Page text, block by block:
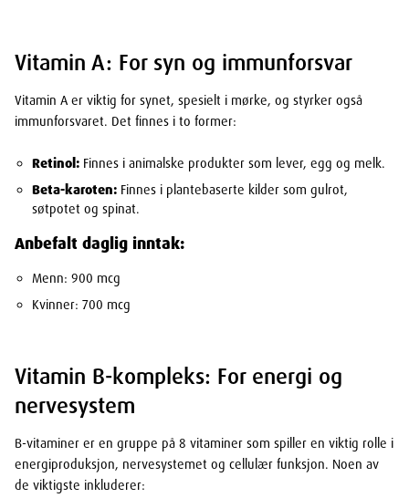
Vitamin A: For syn og immunforsvar
Vitamin A er viktig for synet, spesielt i mørke, og styrker også
immunforsvaret. Det finnes i to former:
Retinol: Finnes i animalske produkter som lever, egg og melk.
Beta-karoten: Finnes i plantebaserte kilder som gulrot,
søtpotet og spinat.
Anbefalt daglig inntak:
Menn: 900 mcg
Kvinner: 700 mcg
Vitamin B-kompleks: For energi og
nervesystem
B-vitaminer er en gruppe på 8 vitaminer som spiller en viktig rolle i
energiproduksjon, nervesystemet og cellulær funksjon. Noen av
de viktigste inkluderer: